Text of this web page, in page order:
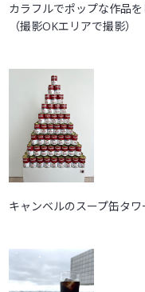
カラフルでポップな作品
（撮影OKエリアで撮影）
キャンベルのスープ缶タワ